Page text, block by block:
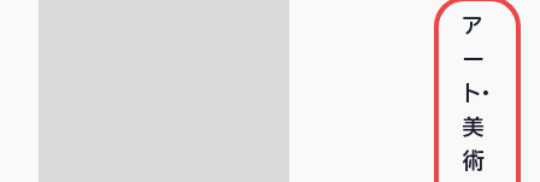
ア
ー
ト・
美
術